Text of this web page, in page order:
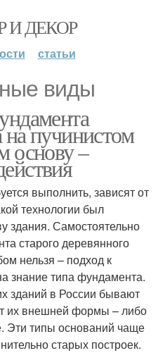
И ДЕКОР
статьи
виды
на пучинистом
основу –
выполнить, зависят от
технологии был
здания. Самостоятельно
старого деревянного
нельзя – подход к
знание типа фундамента.
зданий в России бывают
их внешней формы – либо
Эти типы оснований чаще
старых построек.